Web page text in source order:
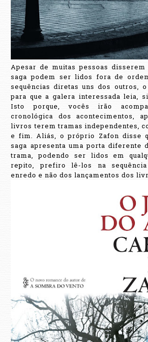
Apesar de muitas pessoas
saga podem ser lidos fora de
sequências diretas uns dos outros,
para que a galera interessada leia,
Isto porque, vocês irão
cronológica dos acontecimentos,
livros terem tramas independentes,
e fim. Aliás, o próprio Zafon disse
saga apresenta uma porta diferente
trama, podendo ser lidos em
repito, prefiro lê-los na
enredo e não dos lançamentos dos